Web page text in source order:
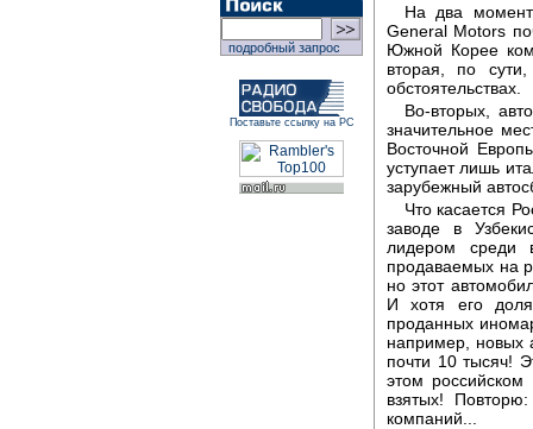
подробный запрос
Поставьте ссылку на РС
На два
General Motors
Южной Корее
вторая, по
обстоятельствах.
Во-вторых,
значительное
Восточной
уступает лишь
зарубежный
Что касается
заводе в
лидером среди
продаваемых на
но этот
И хотя его
проданных
например, новых
почти 10 тысяч!
этом
взятых!
компаний...